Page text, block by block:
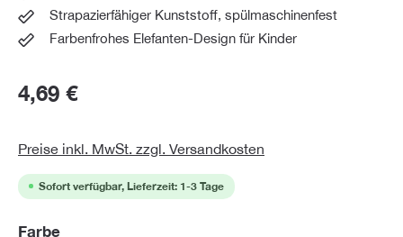
Strapazierfähiger Kunststoff, spülmaschinenfest
Farbenfrohes Elefanten-Design für Kinder
4,69 €
Preise inkl. MwSt. zzgl. Versandkosten
Sofort verfügbar, Lieferzeit: 1-3 Tage
Farbeauswählen